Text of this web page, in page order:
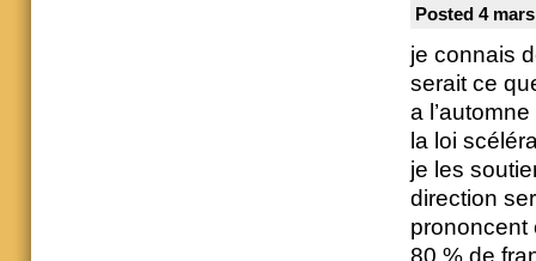
Posted 4
je connais
serait ce
a
la loi
je les
direction
prononcent
80 % de